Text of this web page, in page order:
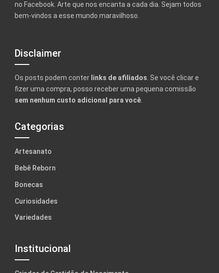
no Facebook. Arte que nos encanta a cada dia. Sejam todos
bem-vindos a esse mundo maravilhoso.
Disclaimer
Os posts podem conter links de afiliados. Se você clicar e
fizer uma compra, posso receber uma pequena comissão
sem nenhum custo adicional para você.
Categorias
Artesanato
Bebê Reborn
Bonecas
Curiosidades
Variedades
Institucional